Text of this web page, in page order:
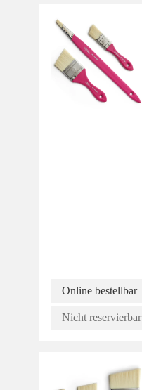
Online bestellbar
Nicht reservierbar